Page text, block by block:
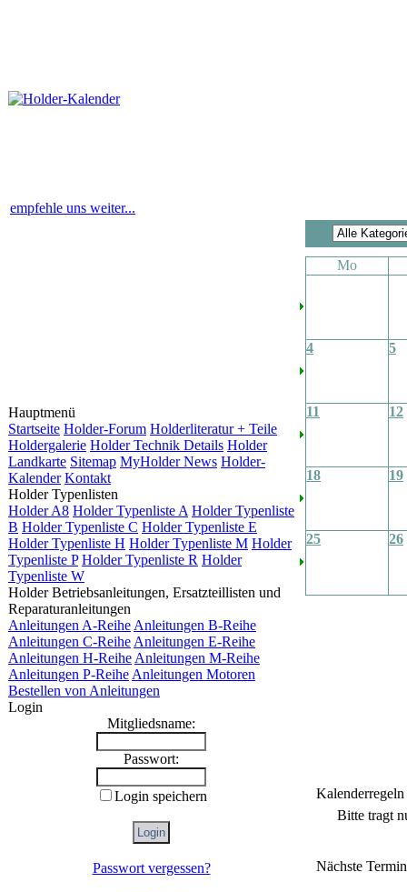
empfehle uns weiter...
Hauptmenü
Startseite Holder-Forum Holderliteratur + Teile
Holdergalerie Holder Technik Details Holder
Landkarte Sitemap MyHolder News Holder-
Kalender Kontakt
Holder Typenlisten
Holder A8 Holder Typenliste A Holder Typenliste
B Holder Typenliste C Holder Typenliste E
Holder Typenliste H Holder Typenliste M Holder
Typenliste P Holder Typenliste R Holder
Typenliste W
Holder Betriebsanleitungen, Ersatzteillisten und
Reparaturanleitungen
Anleitungen A-Reihe Anleitungen B-Reihe
Anleitungen C-Reihe Anleitungen E-Reihe
Anleitungen H-Reihe Anleitungen M-Reihe
Anleitungen P-Reihe Anleitungen Motoren
Bestellen von Anleitungen
Login
Mitgliedsname:
Passwort:
Login speichern
Passwort vergessen?
Mo
4 5
11 12
18 19
25 26
Kalenderregeln
Bitte tragt
Nächste